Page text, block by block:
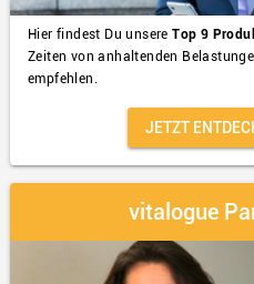
Hier findest Du unsereTop 9
Zeiten von anhaltenden
empfehlen.
JETZT
vitalogue